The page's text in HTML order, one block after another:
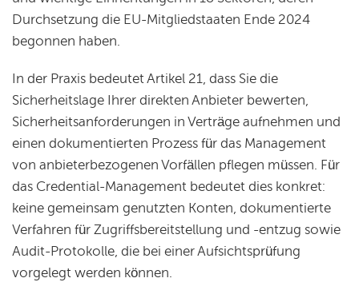
Durchsetzung die EU-Mitgliedstaaten Ende 2024
begonnen haben.
In der Praxis bedeutet Artikel 21, dass Sie die
Sicherheitslage Ihrer direkten Anbieter bewerten,
Sicherheitsanforderungen in Verträge aufnehmen und
einen dokumentierten Prozess für das Management
von anbieterbezogenen Vorfällen pflegen müssen. Für
das Credential-Management bedeutet dies konkret:
keine gemeinsam genutzten Konten, dokumentierte
Verfahren für Zugriffsbereitstellung und -entzug sowie
Audit-Protokolle, die bei einer Aufsichtsprüfung
vorgelegt werden können.